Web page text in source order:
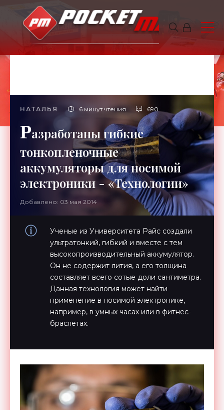
НАТАЛЬЯ 6 минут чтения 690
Разработаны гибкие
тонкопленочные
аккумуляторы для носимой
электроники - «Технологии»
Добавлено: 03 мая 2014
Ученые из Университета Райс создали
ультратонкий, гибкий и вместе с тем
высокопроизводительный аккумулятор.
Он не содержит лития, а его толщина
составляет всего сотые доли сантиметра.
Данная технология может найти
применение в носимой электронике,
например, в умных часах или в фитнес-
браслетах.